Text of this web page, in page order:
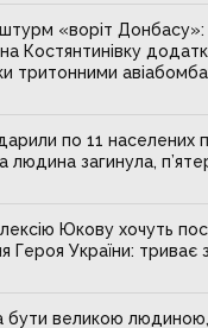
«воріт Донбасу»:
Костянтинівку
тритонними
по 11 населених
людина загинула,
Юкову хочуть
Героя України: триває
бути великою